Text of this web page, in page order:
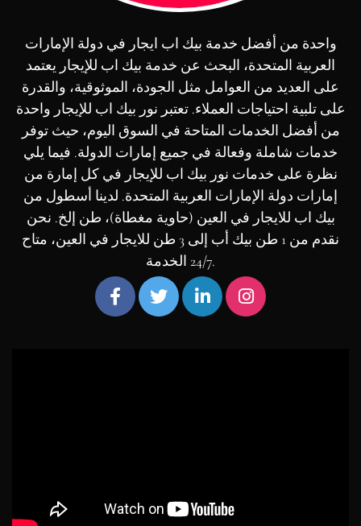
واحدة من أفضل خدمة بيك اب ايجار في دولة الإمارات
العربية المتحدة، البحث عن خدمة بيك اب للإيجار يعتمد
على العديد من العوامل مثل الجودة، الموثوقية، والقدرة
على تلبية احتياجات العملاء. تعتبر نور بيك اب للإيجار واحدة
من أفضل الخدمات المتاحة في السوق اليوم، حيث توفر
خدمات شاملة وفعالة في جميع إمارات الدولة. فيما يلي
نظرة على خدمات نور بيك اب للإيجار في كل إمارة من
إمارات دولة الإمارات العربية المتحدة. لدينا أسطول من
بيك اب للايجار في العين (حاوية مغطاة)، طن إلخ. نحن
نقدم من 1 طن بيك أب إلى 3 طن للايجار في العين، متاح
24/7 الخدمة.